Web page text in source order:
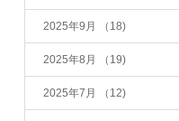
2025年9月 （18)
2025年8月 （19)
2025年7月 （12)